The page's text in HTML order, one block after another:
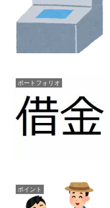
ポートフォリオ
ポイント